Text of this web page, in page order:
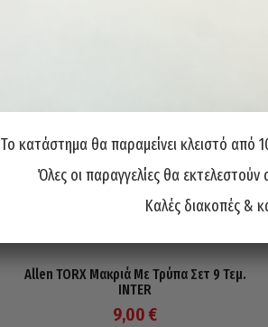
Allen TORX Μακριά Με Τρύπα Σετ 9 Τεμ.
INTER
9,00 €
Το κατάστημα θα παραμείνει κλειστό από
Όλες οι παραγγελίες θα
Καλές διακοπές &